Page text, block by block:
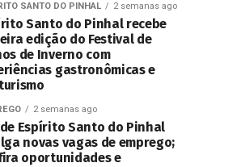
SANTO DO PINHAL 2 semanas ago
Santo do Pinhal recebe
edição do Festival de
de Inverno com
gastronômicas e
2 semanas ago
de Espírito Santo do Pinhal
novas vagas de emprego;
oportunidades e